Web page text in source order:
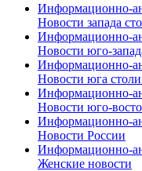
Информационно-
Новости запада
Информационно-
Новости юго-
Информационно-
Новости юга
Информационно-
Новости юго-
Информационно-
Новости России
Информационно-
Женские новости